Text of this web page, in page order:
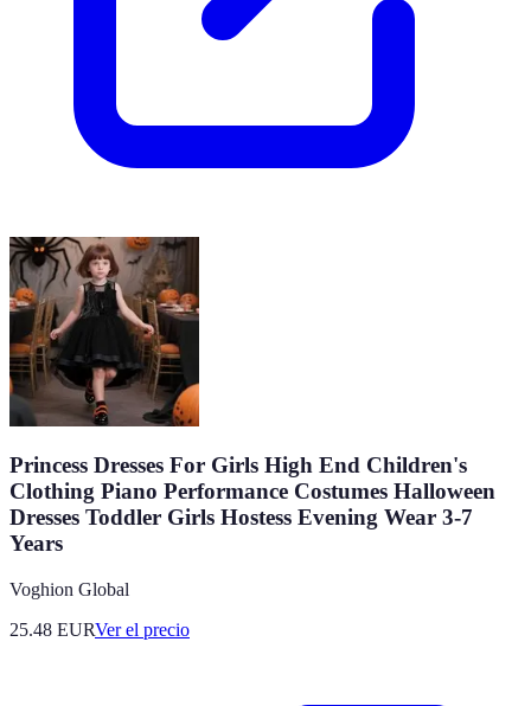
Princess Dresses For Girls High End Children's
Clothing Piano Performance Costumes Halloween
Dresses Toddler Girls Hostess Evening Wear 3-7
Years
Voghion Global
25.48 EURVer el precio